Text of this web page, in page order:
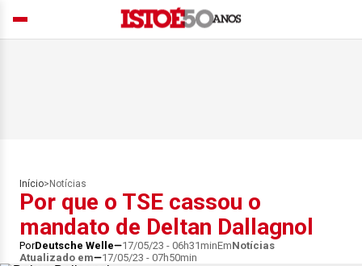
Início> Notícias
Por que o TSE cassou o
mandato de Deltan Dallagnol
PorDeutsche Welle 17/05/23 - 06h31minEmNotícias
Atualizado em
17/05/23 - 07h50min